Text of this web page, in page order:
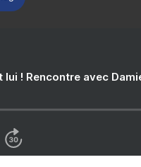
! Rencontre avec